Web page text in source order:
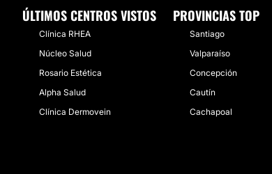
ÚLTIMOS CENTROS VISTOS
Clínica RHEA
Núcleo Salud
Rosario Estética
Alpha Salud
Clínica Dermovein
PROVINCIAS TOP
Santiago
Valparaíso
Concepción
Cautín
Cachapoal